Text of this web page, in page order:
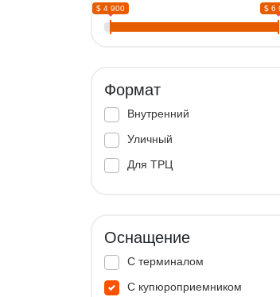
$ 4 900 $ 6
Формат
Внутренний
Уличный
Для ТРЦ
Оснащение
С терминалом
С купюроприемником